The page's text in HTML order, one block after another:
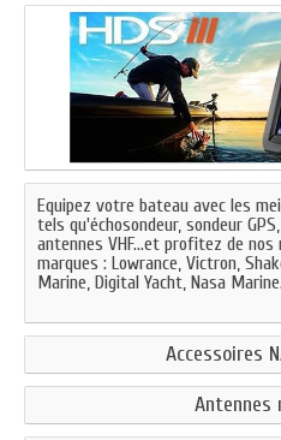
Equipez votre bateau avec les
tels qu'échosondeur, sondeur
antennes VHF…et profitez de nos
marques : Lowrance, Victron,
Marine, Digital Yacht, Nasa
Accessoires
Antennes